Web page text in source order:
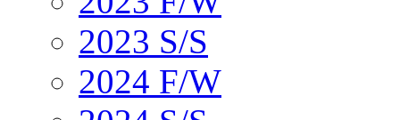
2023 S/S
2024 F/W